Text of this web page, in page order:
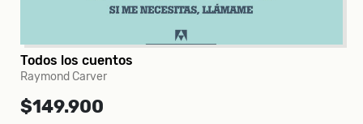
Todos los cuentos
Raymond Carver
$149.900